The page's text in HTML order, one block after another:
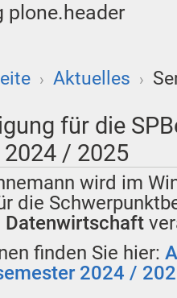
plone.header
› Aktuelles ›
für die
/ 2025
wird im
die
Datenwirtschaft
finden Sie hier:
2024 /